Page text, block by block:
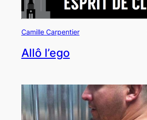
Camille Carpentier
Allô l’ego